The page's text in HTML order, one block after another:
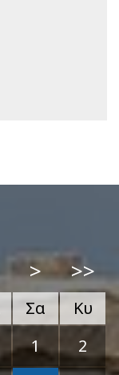
> >>
Σα
Κυ
1
2